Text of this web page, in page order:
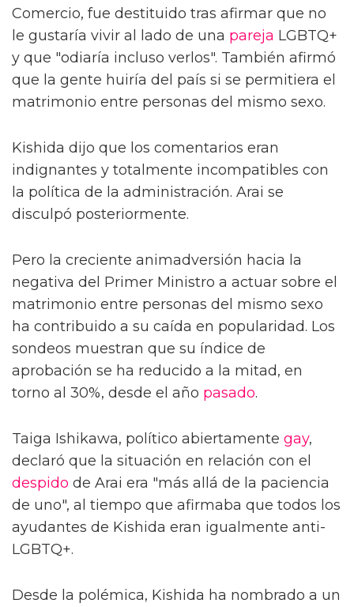
Comercio, fue destituido tras afirmar que no
le gustaría vivir al lado de una pareja LGBTQ+
y que "odiaría incluso verlos". También afirmó
que la gente huiría del país si se permitiera el
matrimonio entre personas del mismo sexo.
Kishida dijo que los comentarios eran
indignantes y totalmente incompatibles con
la política de la administración. Arai se
disculpó posteriormente.
Pero la creciente animadversión hacia la
negativa del Primer Ministro a actuar sobre el
matrimonio entre personas del mismo sexo
ha contribuido a su caída en popularidad. Los
sondeos muestran que su índice de
aprobación se ha reducido a la mitad, en
torno al 30%, desde el año pasado.
Taiga Ishikawa, político abiertamente gay,
declaró que la situación en relación con el
despido de Arai era "más allá de la paciencia
de uno", al tiempo que afirmaba que todos los
ayudantes de Kishida eran igualmente anti-
LGBTQ+.
Desde la polémica, Kishida ha nombrado a un